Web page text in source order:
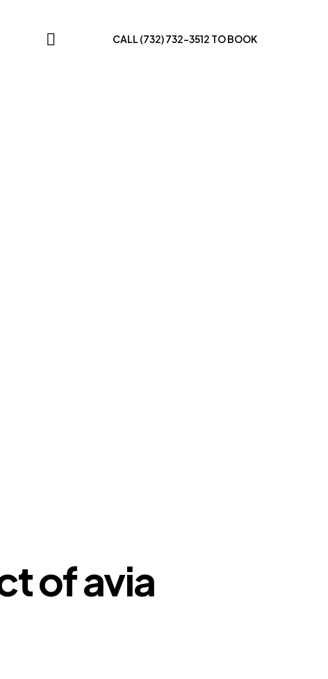
CALL (732) 732-3512 TO BOOK
of avia